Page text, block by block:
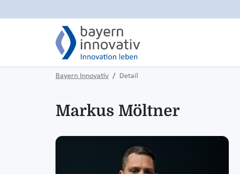
Bayern Innovativ Detail
Markus Möltner